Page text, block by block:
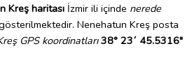
Kreş haritası İzmir ili içinde nerede
Nenehatun Kreş posta
GPS koordinatları 38° 23´ 45.5316"